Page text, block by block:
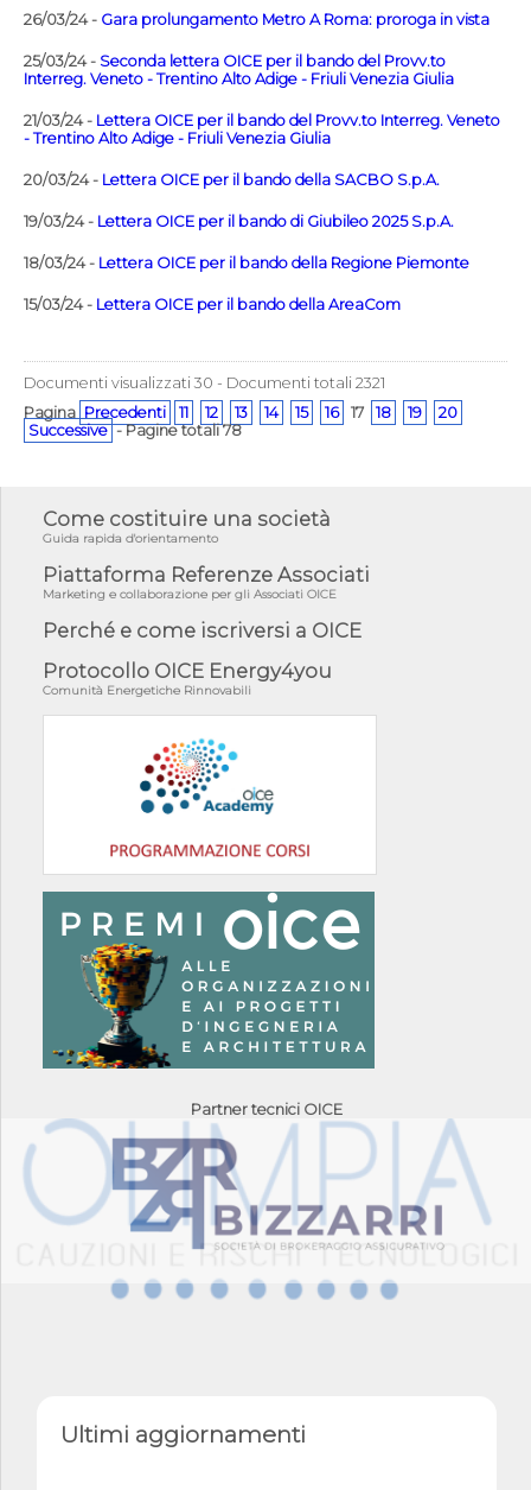
26/03/24 - Gara prolungamento Metro A Roma: proroga in vista
25/03/24 - Seconda lettera OICE per il bando del Provv.to
Interreg. Veneto - Trentino Alto Adige - Friuli Venezia Giulia
21/03/24 - Lettera OICE per il bando del Provv.to Interreg. Veneto
- Trentino Alto Adige - Friuli Venezia Giulia
20/03/24 - Lettera OICE per il bando della SACBO S.p.A.
19/03/24 - Lettera OICE per il bando di Giubileo 2025 S.p.A.
18/03/24 - Lettera OICE per il bando della Regione Piemonte
15/03/24 - Lettera OICE per il bando della AreaCom
Documenti visualizzati 30 - Documenti totali 2321
Pagina Precedenti 11 12 13 14 15 16 17 18 19
20
Successive - Pagine totali 78
Come costituire una società
Guida rapida d'orientamento
Piattaforma Referenze Associati
Marketing e collaborazione per gli Associati OICE
Perché e come iscriversi a OICE
Protocollo OICE Energy4you
Comunità Energetiche Rinnovabili
Partner tecnici OICE
Ultimi aggiornamenti